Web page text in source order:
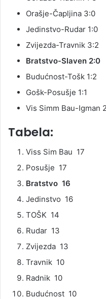
Orašje-Čapljina 3:0
Jedinstvo-Rudar 1:0
Zvijezda-Travnik 3:2
Bratstvo-Slaven 2:0
Budućnost-Tošk 1:2
Gošk-Posušje 1:1
Vis Simm Bau-Igman
Tabela:
Viss Sim Bau 17
Posušje 17
Bratstvo 16
Jedinstvo 16
TOŠK 14
Rudar 13
Zvijezda 13
Travnik 10
Radnik 10
Budućnost 10